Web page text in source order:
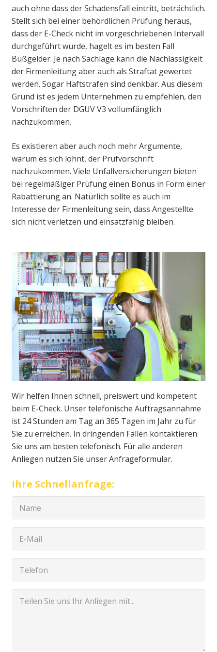
auch ohne dass der Schadensfall eintritt, beträchtlich.
Stellt sich bei einer behördlichen Prüfung heraus,
dass der E-Check nicht im vorgeschriebenen Intervall
durchgeführt wurde, hagelt es im besten Fall
Bußgelder. Je nach Sachlage kann die Nachlässigkeit
der Firmenleitung aber auch als Straftat gewertet
werden. Sogar Haftstrafen sind denkbar. Aus diesem
Grund ist es jedem Unternehmen zu empfehlen, den
Vorschriften der DGUV V3 vollumfänglich
nachzukommen.
Es existieren aber auch noch mehr Argumente,
warum es sich lohnt, der Prüfvorschrift
nachzukommen. Viele Unfallversicherungen bieten
bei regelmäßiger Prüfung einen Bonus in Form einer
Rabattierung an. Natürlich sollte es auch im
Interesse der Firmenleitung sein, dass Angestellte
sich nicht verletzen und einsatzfähig bleiben.
Wir helfen Ihnen schnell, preiswert und kompetent
beim E-Check. Unser telefonische Auftragsannahme
ist 24 Stunden am Tag an 365 Tagen im Jahr zu für
Sie zu erreichen. In dringenden Fällen kontaktieren
Sie uns am besten telefonisch. Für alle anderen
Anliegen nutzen Sie unser Anfrageformular.
Ihre Schnellanfrage: